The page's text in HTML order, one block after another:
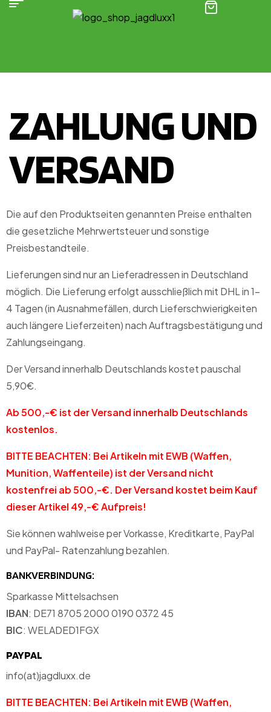
ZAHLUNG UND
VERSAND
Die auf den Produktseiten genannten Preise enthalten
die gesetzliche Mehrwertsteuer und sonstige
Preisbestandteile.
Lieferungen sind nur an Lieferadressen in Deutschland
möglich. Die Lieferung erfolgt ausschließlich mit DHL in 1-
4 Tagen (in Ausnahmefällen, durch Lieferschwierigkeiten
auch längere Lieferzeiten) nach Auftragsbestätigung und
Zahlungseingang.
Der Versand innerhalb Deutschlands kostet pauschal
5,90€.
Ab 500,-€ ist der Versand innerhalb Deutschlands
kostenlos.
BITTE BEACHTEN: Bei Artikeln mit EWB (Waffen,
Munition, Waffenteile) ist der Versand nicht
kostenfrei ab 500,-€. Der Versand kostet beim Kauf
dieser Artikel 49,-€ Aufpreis!
Sie können wahlweise per Vorkasse, Kreditkarte, PayPal
und PayPal- Ratenzahlung bezahlen.
BANKVERBINDUNG:
Sparkasse Mittelsachsen
IBAN: DE71 8705 2000 0190 0372 45
BIC: WELADED1FGX
PAYPAL
info(at)jagdluxx.de
BITTE BEACHTEN: BeiArtikeln mit EWB (Waffen,